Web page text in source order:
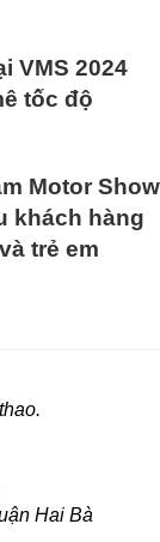
VMS 2024
tốc độ
Motor Show
khách hàng
trẻ em
Hai Bà